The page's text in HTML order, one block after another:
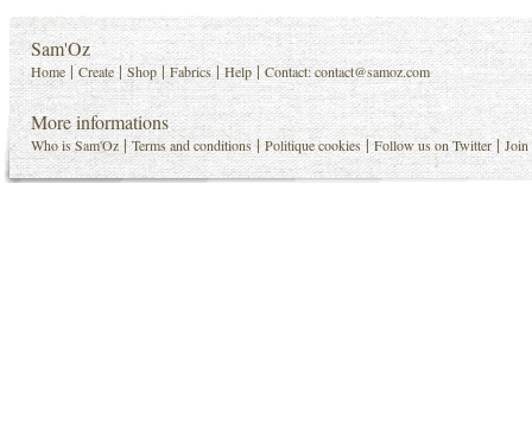
Sam'Oz
Home |Create |Shop |Fabrics |Help |Contact:contact@samoz.com
More informations
Who is Sam'Oz |Terms and conditions |Politique cookies |Follow us on Twitter |Join